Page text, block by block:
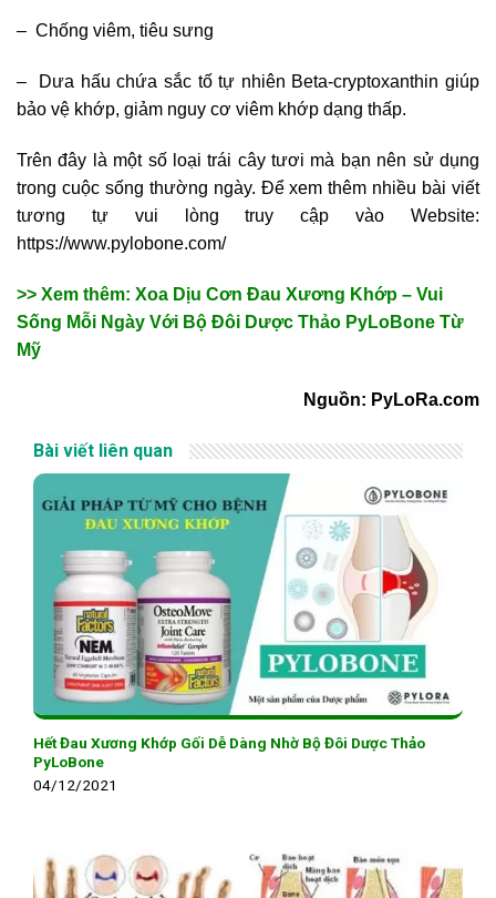
– Chống viêm, tiêu sưng
– Dưa hấu chứa sắc tố tự nhiên Beta-cryptoxanthin giúp
bảo vệ khớp, giảm nguy cơ viêm khớp dạng thấp.
Trên đây là một số loại trái cây tươi mà bạn nên sử dụng
trong cuộc sống thường ngày. Để xem thêm nhiều bài viết
tương tự vui lòng truy cập vào Website:
https://www.pylobone.com/
>> Xem thêm: Xoa Dịu Cơn Đau Xương Khớp – Vui
Sống Mỗi Ngày Với Bộ Đôi Dược Thảo PyLoBone Từ
Mỹ
Nguồn: PyLoRa.com
Bài viết liên quan
Hết Đau Xương Khớp Gối Dễ Dàng Nhờ Bộ Đôi Dược Thảo
PyLoBone
04/12/2021